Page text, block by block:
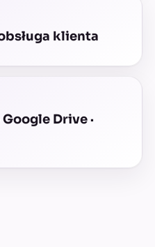
klienta
Drive ·